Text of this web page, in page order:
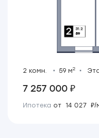
2 комн. 59 м2
7 257 000 ₽
Ипотека от 14 027 ₽/